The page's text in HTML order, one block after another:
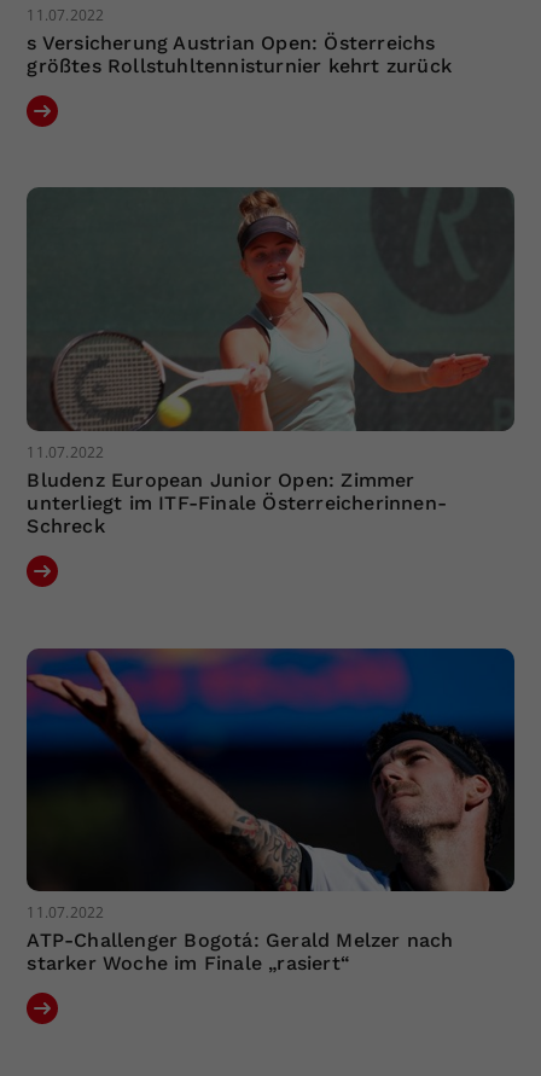
11.07.2022
s Versicherung Austrian Open: Österreichs
größtes Rollstuhltennisturnier kehrt zurück
11.07.2022
Bludenz European Junior Open: Zimmer
unterliegt im ITF-Finale Österreicherinnen-
Schreck
11.07.2022
ATP-Challenger Bogotá: Gerald Melzer nach
starker Woche im Finale „rasiert“